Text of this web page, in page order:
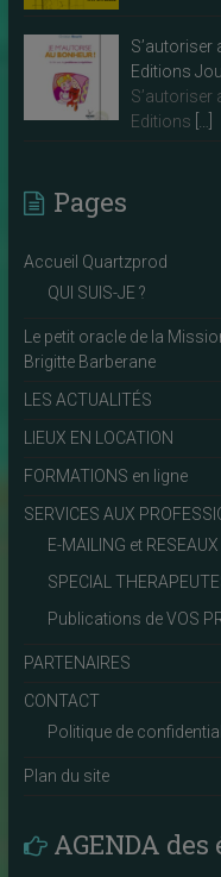
S’autoriser
Editions
S’autoriser
Editions
Pages
Accueil Quartzprod
QUI SUIS-JE ?
Le petit oracle de la
Brigitte Barberane
LES ACTUALITÉS
LIEUX EN LOCATION
FORMATIONS en ligne
SERVICES AUX
E-MAILING et
SPECIAL
Publications de VOS
PARTENAIRES
CONTACT
Politique de
Plan du site
AGENDA